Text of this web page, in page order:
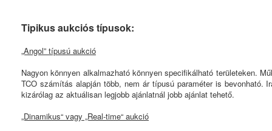
Tipikus aukciós típusok:
„Angol” típusú aukció
Nagyon könnyen alkalmazható könnyen specifikálható területeken.
TCO számítás alapján több, nem ár típusú paraméter is bevonható.
kizárólag az aktuálisan legjobb ajánlatnál jobb ajánlat tehető.
„Dinamikus“ vagy „Real-time“ aukció